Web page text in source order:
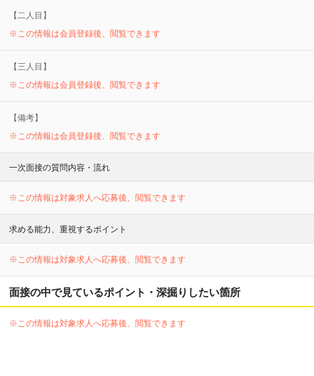
【二人目】
※この情報は会員登録後、閲覧できます
【三 人目】
※この情報は会員登録後、閲覧できます
【備考】
※この情報は会員登録後、閲覧できます
一次面接の質問内容・流れ
※この情報は対象求人へ応募後、閲覧できます
求める能力、重視するポイント
※この情報は対象求人へ応募後、閲覧できます
面接の中で見ているポイント・深掘りしたい箇所
※この情報は対象求人へ応募後、閲覧できます